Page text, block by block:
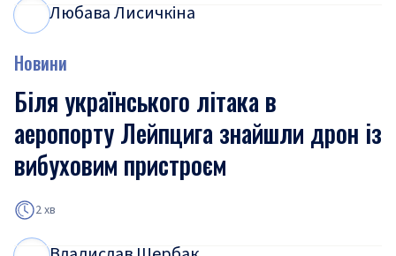
Любава Лисичкіна
Новини
Біля українського літака в
аеропорту Лейпцига знайшли дрон із
вибуховим пристроєм
2 хв